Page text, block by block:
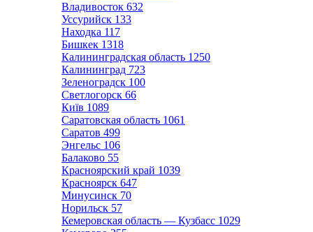
Владивосток 632
Уссурийск 133
Находка 117
Бишкек 1318
Калининградская область 1250
Калининград 723
Зеленоградск 100
Светлогорск 66
Київ 1089
Саратовская область 1061
Саратов 499
Энгельс 106
Балаково 55
Красноярский край 1039
Красноярск 647
Минусинск 70
Норильск 57
Кемеровская область — Кузбасс 1029